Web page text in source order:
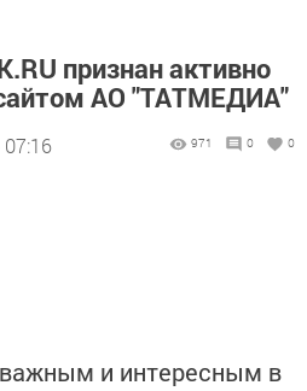
признан активно
АО "ТАТМЕДИА"
971 0 0
и интересным в